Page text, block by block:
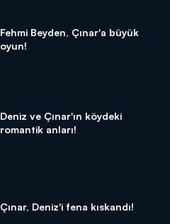
Fehmi Beyden, Çınar'a büyük
oyun!
Deniz ve Çınar'ın köydeki
romantik anları!
Çınar, Deniz'i fena kıskandı!